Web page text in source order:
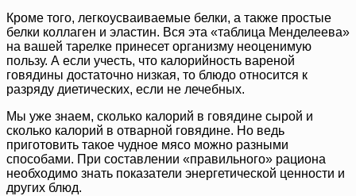
Кроме того, легкоусваиваемые белки, а также простые
белки коллаген и эластин. Вся эта «таблица Менделеева»
на вашей тарелке принесет организму неоценимую
пользу. А если учесть, что калорийность вареной
говядины достаточно низкая, то блюдо относится к
разряду диетических, если не лечебных.
Мы уже знаем, сколько калорий в говядине сырой и
сколько калорий в отварной говядине. Но ведь
приготовить такое чудное мясо можно разными
способами. При составлении «правильного» рациона
необходимо знать показатели энергетической ценности и
других блюд.